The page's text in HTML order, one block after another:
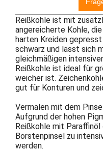
Reißkohle ist mit
angereicherte Kohle,
harten Kreiden
schwarz und lässt sich
gleichmäßigen
Reißkohle ist ideal für
weicher ist.
gut für Konturen und
Vermalen mit dem
Aufgrund der hohen
Reißkohle mit
Borstenpinsel zu
werden.